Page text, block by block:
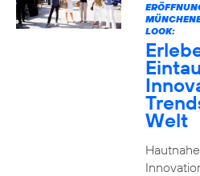
LOOK:
Welt